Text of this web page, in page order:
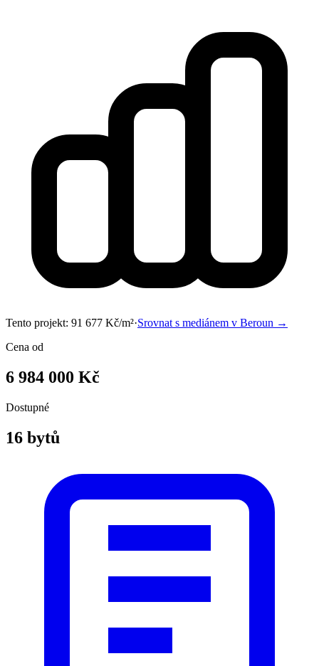
Tento projekt: 91 677 Kč/m²·Srovnat s mediánem v Beroun →
Cena od
6 984 000 Kč
Dostupné
16 bytů